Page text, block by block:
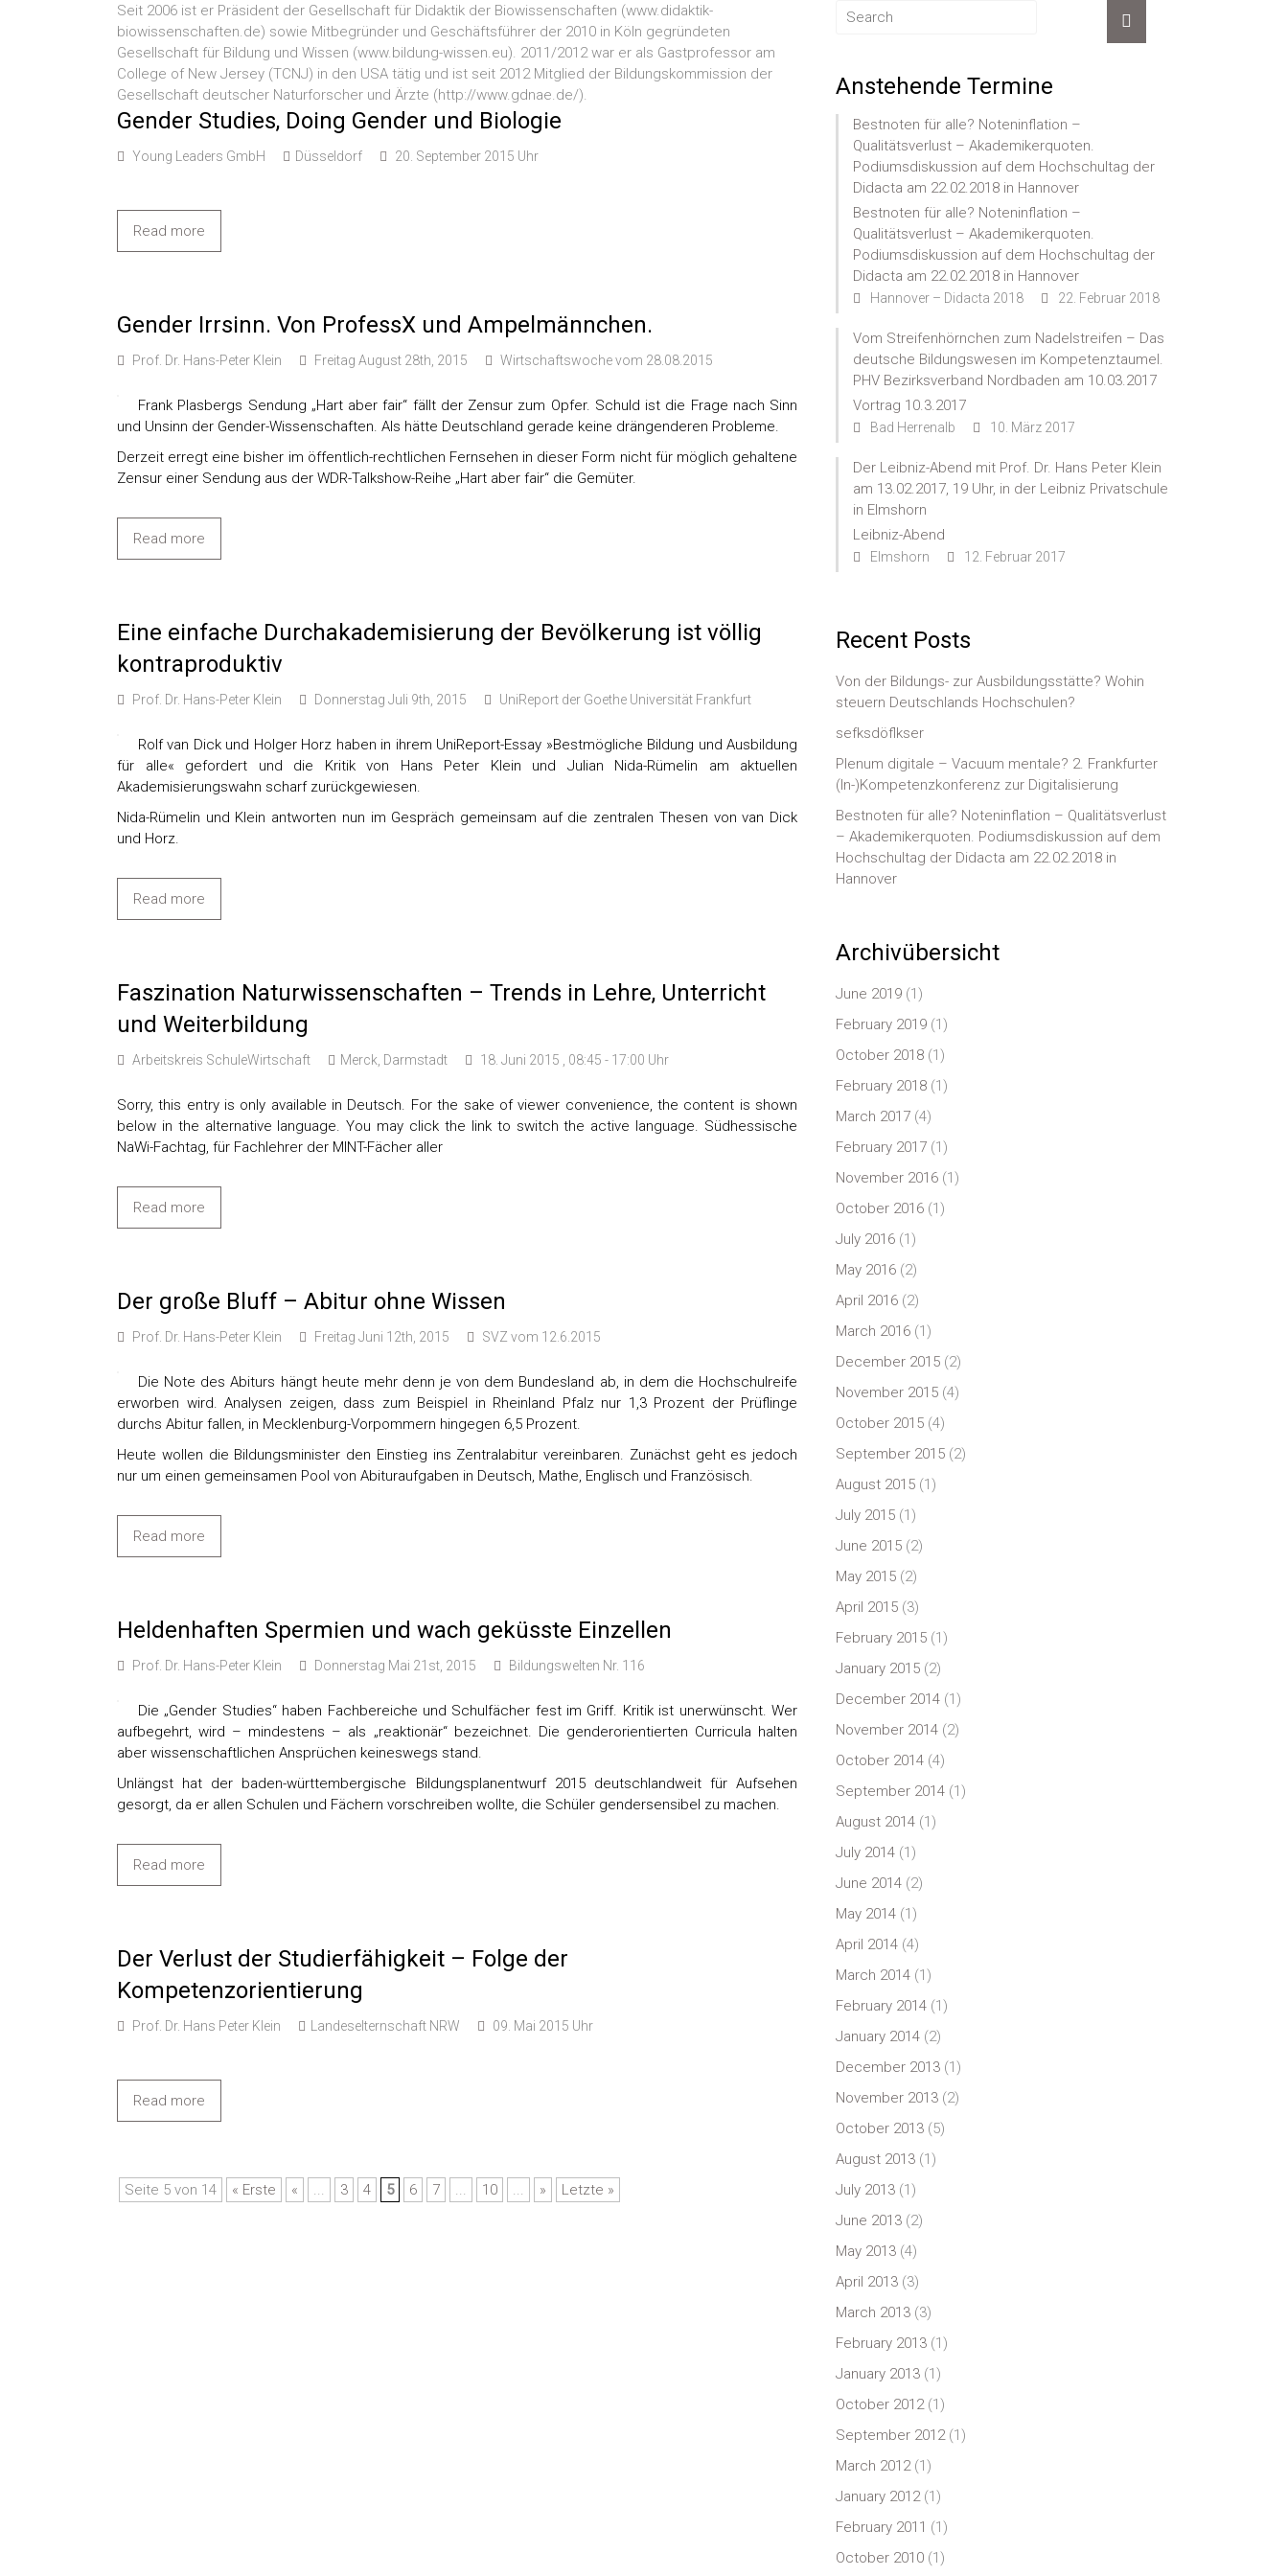
Seit 2006 ist er Präsident der Gesellschaft für Didaktik der Biowissenschaften (www.didaktik-
biowissenschaften.de) sowie Mitbegründer und Geschäftsführer der 2010 in Köln gegründeten
Gesellschaft für Bildung und Wissen (www.bildung-wissen.eu). 2011/2012 war er als Gastprofessor am
College of New Jersey (TCNJ) in den USA tätig und ist seit 2012 Mitglied der Bildungskommission der
Gesellschaft deutscher Naturforscher und Ärzte (http://www.gdnae.de/).
Gender Studies, Doing Gender und Biologie
Young Leaders GmbH Düsseldorf 20. September 2015 Uhr
Read more
Gender Irrsinn. Von ProfessX und Ampelmännchen.
Prof. Dr. Hans-Peter Klein Freitag August 28th, 2015 Wirtschaftswoche vom 28.08.2015
Frank Plasbergs Sendung „Hart aber fair“ fällt der Zensur zum Opfer. Schuld ist die Frage nach Sinn
und Unsinn der Gender-Wissenschaften. Als hätte Deutschland gerade keine drängenderen Probleme.
Derzeit erregt eine bisher im öffentlich-rechtlichen Fernsehen in dieser Form nicht für möglich gehaltene
Zensur einer Sendung aus der WDR-Talkshow-Reihe „Hart aber fair“ die Gemüter.
Read more
Eine einfache Durchakademisierung der Bevölkerung ist völlig
kontraproduktiv
Prof. Dr. Hans-Peter Klein Donnerstag Juli 9th, 2015 UniReport der Goethe Universität Frankfurt
Rolf van Dick und Holger Horz haben in ihrem UniReport-Essay »Bestmögliche Bildung und Ausbildung
für alle« gefordert und die Kritik von Hans Peter Klein und Julian Nida-Rümelin am aktuellen
Akademisierungswahn scharf zurückgewiesen.
Nida-Rümelin und Klein antworten nun im Gespräch gemeinsam auf die zentralen Thesen von van Dick
und Horz.
Read more
Faszination Naturwissenschaften – Trends in Lehre, Unterricht
und Weiterbildung
Arbeitskreis SchuleWirtschaft Merck, Darmstadt 18. Juni 2015 , 08:45 - 17:00 Uhr
Sorry, this entry is only available in Deutsch. For the sake of viewer convenience, the content is shown
below in the alternative language. You may click the link to switch the active language. Südhessische
NaWi-Fachtag, für Fachlehrer der MINT-Fächer aller
Read more
Der große Bluff – Abitur ohne Wissen
Prof. Dr. Hans-Peter Klein Freitag Juni 12th, 2015 SVZ vom 12.6.2015
Die Note des Abiturs hängt heute mehr denn je von dem Bundesland ab, in dem die Hochschulreife
erworben wird. Analysen zeigen, dass zum Beispiel in Rheinland Pfalz nur 1,3 Prozent der Prüflinge
durchs Abitur fallen, in Mecklenburg-Vorpommern hingegen 6,5 Prozent.
Heute wollen die Bildungsminister den Einstieg ins Zentralabitur vereinbaren. Zunächst geht es jedoch
nur um einen gemeinsamen Pool von Abituraufgaben in Deutsch, Mathe, Englisch und Französisch.
Read more
Heldenhaften Spermien und wach geküsste Einzellen
Prof. Dr. Hans-Peter Klein Donnerstag Mai 21st, 2015 Bildungswelten Nr. 116
Die „Gender Studies“ haben Fachbereiche und Schulfächer fest im Griff. Kritik ist unerwünscht. Wer
aufbegehrt, wird – mindestens – als „reaktionär“ bezeichnet. Die genderorientierten Curricula halten
aber wissenschaftlichen Ansprüchen keineswegs stand.
Unlängst hat der baden-württembergische Bildungsplanentwurf 2015 deutschlandweit für Aufsehen
gesorgt, da er allen Schulen und Fächern vorschreiben wollte, die Schüler gendersensibel zu machen.
Read more
Der Verlust der Studierfähigkeit – Folge der
Kompetenzorientierung
Prof. Dr. Hans Peter Klein Landeselternschaft NRW 09. Mai 2015 Uhr
Read more
Seite 5 von 14 « Erste « ... 3 4 5 6 7 ... 10 ... » Letzte »
Anstehende Termine
Bestnoten für alle? Noteninflation –
Qualitätsverlust – Akademikerquoten.
Podiumsdiskussion auf dem Hochschultag der
Didacta am 22.02.2018 in Hannover
Bestnoten für alle? Noteninflation –
Qualitätsverlust – Akademikerquoten.
Podiumsdiskussion auf dem Hochschultag der
Didacta am 22.02.2018 in Hannover
Hannover – Didacta 2018 22. Februar 2018
Vom Streifenhörnchen zum Nadelstreifen – Das
deutsche Bildungswesen im Kompetenztaumel.
PHV Bezirksverband Nordbaden am 10.03.2017
Vortrag 10.3.2017
Bad Herrenalb 10. März 2017
Der Leibniz-Abend mit Prof. Dr. Hans Peter Klein
am 13.02.2017, 19 Uhr, in der Leibniz Privatschule
in Elmshorn
Leibniz-Abend
Elmshorn 12. Februar 2017
Recent Posts
Von der Bildungs- zur Ausbildungsstätte? Wohin
steuern Deutschlands Hochschulen?
sefksdöflkser
Plenum digitale – Vacuum mentale? 2. Frankfurter
(In-)Kompetenzkonferenz zur Digitalisierung
Bestnoten für alle? Noteninflation – Qualitätsverlust
– Akademikerquoten. Podiumsdiskussion auf dem
Hochschultag der Didacta am 22.02.2018 in
Hannover
Archivübersicht
June 2019 (1)
February 2019 (1)
October 2018 (1)
February 2018 (1)
March 2017 (4)
February 2017 (1)
November 2016 (1)
October 2016 (1)
July 2016 (1)
May 2016 (2)
April 2016 (2)
March 2016 (1)
December 2015 (2)
November 2015 (4)
October 2015 (4)
September 2015 (2)
August 2015 (1)
July 2015 (1)
June 2015 (2)
May 2015 (2)
April 2015 (3)
February 2015 (1)
January 2015 (2)
December 2014 (1)
November 2014 (2)
October 2014 (4)
September 2014 (1)
August 2014 (1)
July 2014 (1)
June 2014 (2)
May 2014 (1)
April 2014 (4)
March 2014 (1)
February 2014 (1)
January 2014 (2)
December 2013 (1)
November 2013 (2)
October 2013 (5)
August 2013 (1)
July 2013 (1)
June 2013 (2)
May 2013 (4)
April 2013 (3)
March 2013 (3)
February 2013 (1)
January 2013 (1)
October 2012(1)
September 2012(1)
March 2012(1)
January 2012(1)
February 2011 (1)
October 2010 (1)